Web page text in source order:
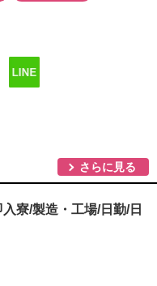
さらに見る
寮/製造・工場/日勤/日